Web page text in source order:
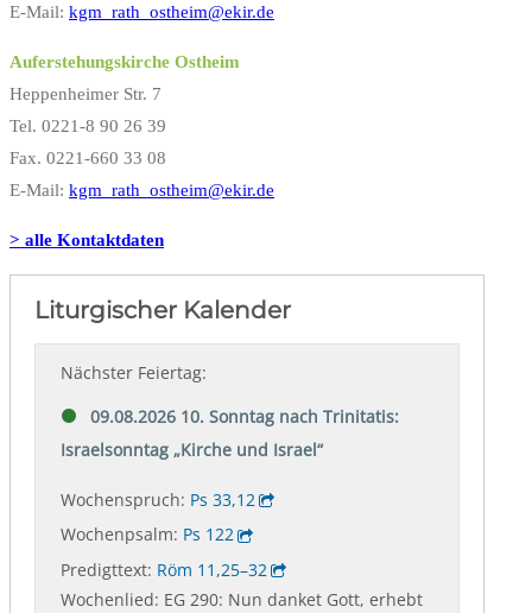
E-Mail: kgm_rath_ostheim@ekir.de
Auferstehungskirche Ostheim
Heppenheimer Str. 7
Tel. 0221-8 90 26 39
Fax. 0221-660 33 08
E-Mail: kgm_rath_ostheim@ekir.de
> alle Kontaktdaten